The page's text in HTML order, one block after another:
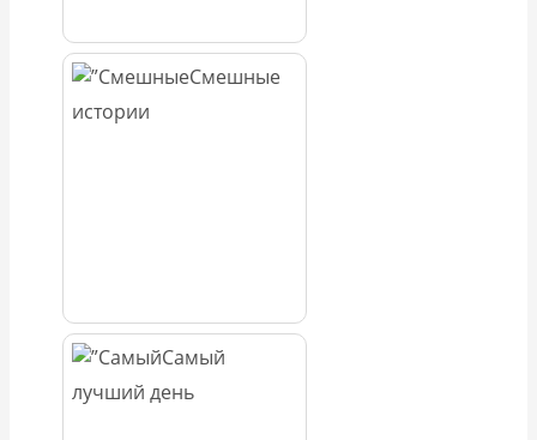
Смешные
истории
Самый
лучший день